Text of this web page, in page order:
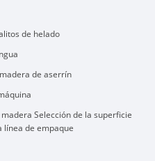
de helado
de aserrín
Selección de la superficie
línea de empaque